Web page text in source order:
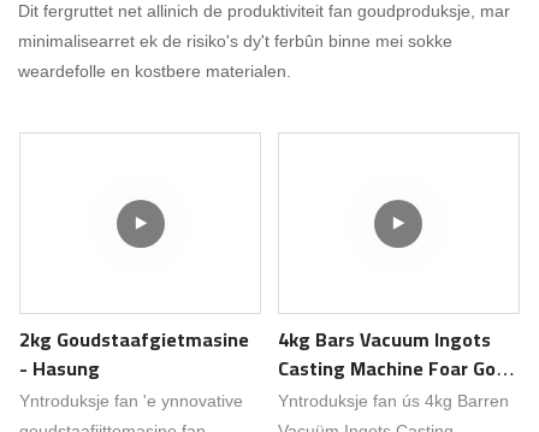
Dit fergruttet net allinich de produktiviteit fan goudproduksje, mar
minimalisearret ek de risiko's dy't ferbûn binne mei sokke
weardefolle en kostbere materialen.
2kg Goudstaafgietmasine
- Hasung
Yntroduksje fan 'e ynnovative
4kg Bars Vacuum Ingots
Casting Machine Foar Goud
Sulver Bullion Hasung
Yntroduksje fan ús 4kg Barren